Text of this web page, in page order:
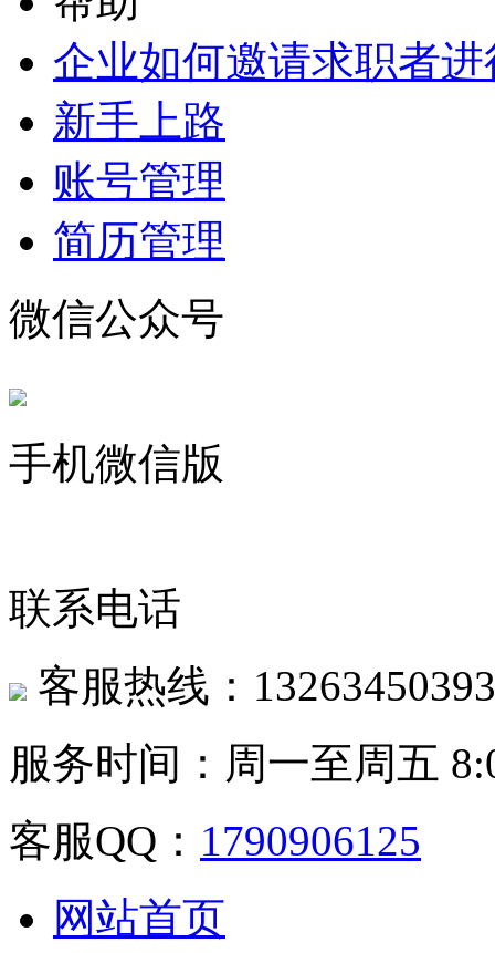
企业如何邀请求职者
新手上路
账号管理
简历管理
微信公众号
手机微信版
联系电话
客服热线：13263450393
服务时间：周一至周五
客服QQ： 1790906125
网站首页